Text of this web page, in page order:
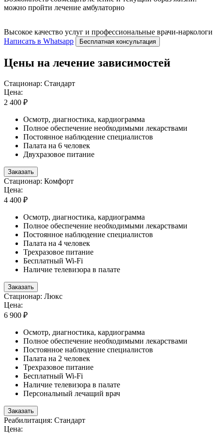
можно пройти лечение амбулаторно
Высокое качество услуг и профессиональные врачи-наркологи
Написать в Whatsapp
Бесплатная консультация
Цены на лечение зависимостей
Стационар: Стандарт
Цена:
2 400 ₽
Осмотр, диагностика, кардиограмма
Полное обеспечение необходимыми лекарствами
Постоянное наблюдение специалистов
Палата на 6 человек
Двухразовое питание
Заказать
Стационар: Комфорт
Цена:
4 400 ₽
Осмотр, диагностика, кардиограмма
Полное обеспечение необходимыми лекарствами
Постоянное наблюдение специалистов
Палата на 4 человек
Трехразовое питание
Бесплатный Wi-Fi
Наличие телевизора в палате
Заказать
Стационар: Люкс
Цена:
6 900 ₽
Осмотр, диагностика, кардиограмма
Полное обеспечение необходимыми лекарствами
Постоянное наблюдение специалистов
Палата на 2 человек
Трехразовое питание
Бесплатный Wi-Fi
Наличие телевизора в палате
Персональный лечащий врач
Заказать
Реабилитация: Стандарт
Цена: